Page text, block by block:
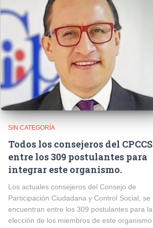
SIN CATEGORÍA
Todos los consejeros del CPCCS
entre los 309 postulantes para
integrar este organismo.
Los actuales consejeros del Consejo de
Participación Ciudadana y Control Social, se
encuentran entre los 309 postulantes para la
elección de los miembros de este organismo